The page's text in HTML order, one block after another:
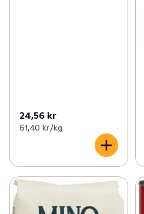
24,56 kr
61,40 kr /kg